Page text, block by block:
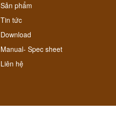
Sản phẩm
Tin tức
Download
Manual- Spec sheet
Liên hệ